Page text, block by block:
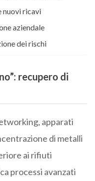
nuovi ricavi
aziendale
dei rischi
recupero di
apparati
di metalli
ai rifiuti
processi avanzati